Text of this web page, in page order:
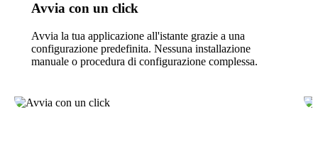
Avvia con un click
Avvia la tua applicazione all'istante grazie a una
configurazione predefinita. Nessuna installazione
manuale o procedura di configurazione complessa.